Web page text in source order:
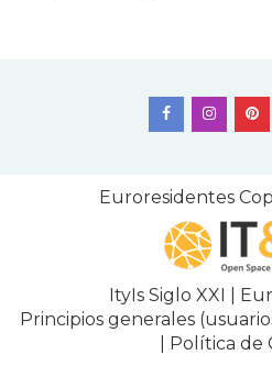
Euroresidentes
ItyIs Siglo XXI
Principios generales
Política de